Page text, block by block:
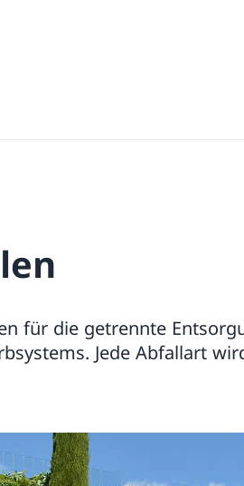
für die getrennte
Jede Abfallart